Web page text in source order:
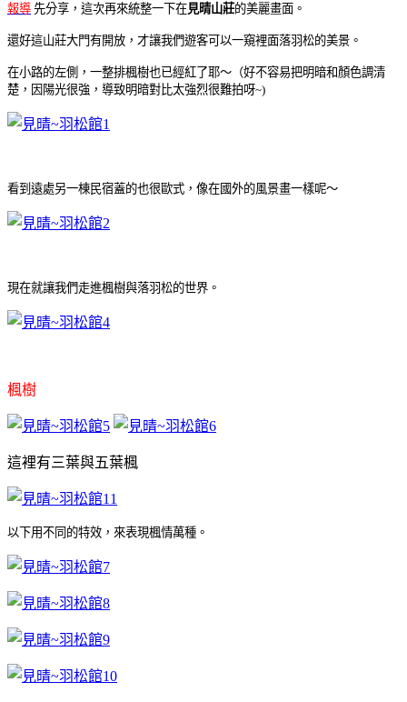
報導 先分享， 這次再來統整一下在見晴山莊的美麗畫面 。
還好這山莊大門有開放，才讓我們遊客可以一窺裡面落羽松的美景 。
在小路的左側，一整排楓樹也已經紅了耶～（好不容易把明暗和顏色調清
楚，因陽光很強，導致明暗對比太強烈很難拍呀~)
看到遠處另一棟民宿蓋的也很歐式，像在國外的風景畫一樣呢～
現在就讓我們走進楓樹與落羽松的世界 。
楓樹
這裡有三葉與五葉楓
以下用不同的特效，來表現楓情萬種 。